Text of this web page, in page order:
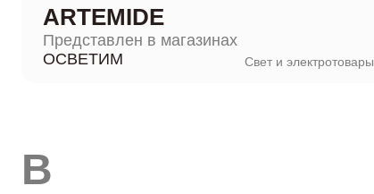
ARTEMIDE
Представлен в магазинах
ОСВЕТИМ
Свет и электротовары
B